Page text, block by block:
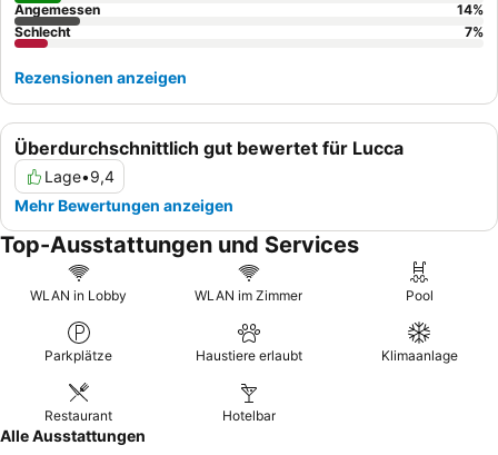
Überdurchschnittlich gut bewertet für Lucca
Lage•9,4
Mehr Bewertungen anzeigen
Angemessen
14%
Schlecht
7%
Rezensionen anzeigen
Top-Ausstattungen und Services
WLAN in Lobby WLAN im Zimmer Pool
Parkplätze Haustiere erlaubt Klimaanlage
Restaurant Hotelbar
Alle Ausstattungen